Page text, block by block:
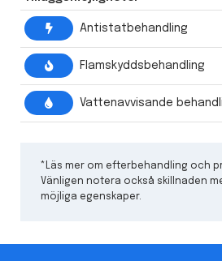
Antistatbehandling
Flamskyddsbehandling
Vattenavvisande
*Läs mer om efterbehandling och
Vänligen notera också skillnaden
möjliga egenskaper.